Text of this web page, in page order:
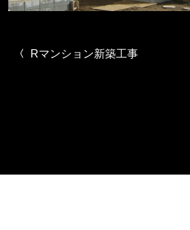
投稿ナビゲーション
Rマンション新築工事